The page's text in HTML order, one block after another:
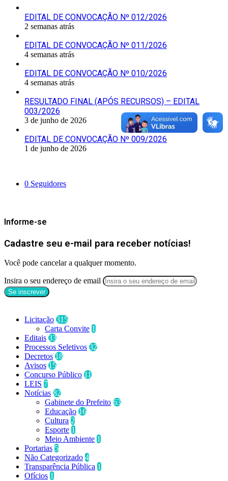
EDITAL DE CONVOCAÇÃO Nº 012/2026
2 semanas atrás
EDITAL DE CONVOCAÇÃO Nº 011/2026
4 semanas atrás
EDITAL DE CONVOCAÇÃO Nº 010/2026
4 semanas atrás
RESULTADO FINAL (APÓS RECURSOS) – EDITAL
003/2026
3 de junho de 2026
EDITAL DE CONVOCAÇÃO Nº 009/2026
1 de junho de 2026
0 Seguidores
Informe-se
Cadastre seu e-mail para receber notícias!
Você pode cancelar a qualquer momento.
Insira o seu endereço de email
Licitação 315
Carta Convite 1
Editais 33
Processos Seletivos 32
Decretos 18
Avisos 15
Concurso Público 11
LEIS 7
Notícias 82
Gabinete do Prefeito 63
Educação 16
Cultura 2
Esporte 1
Meio Ambiente 1
Portarias 5
Não Categorizado 4
Transparência Pública 1
Ofícios 1